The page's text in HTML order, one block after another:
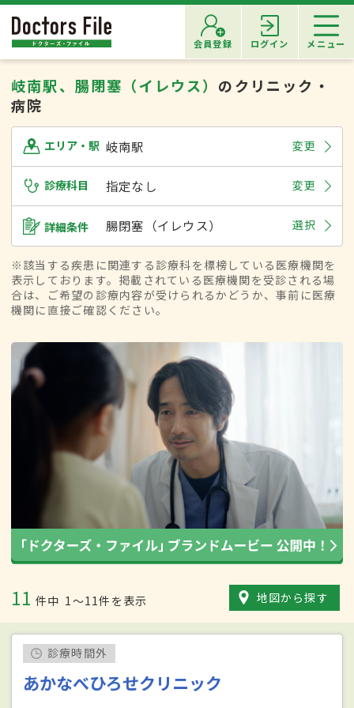
会員登録 ログイン メニュー
岐南駅、腸閉塞（イレウス） のクリニック・
病院
エリア・駅 岐南駅 変更
診療科目 指定なし 変更
詳細条件 腸閉塞（イレウス） 選択
※該当する疾患に関連する診療科を標榜している医療機関を
表示しております。掲載されている医療機関を受診される場
合は、ご希望の診療内容が受けられるかどうか、事前に医療
機関に直接ご確認ください。
11 件中 1〜11件を表示 地図から探す
診療時間外
あかなべひろせクリニック